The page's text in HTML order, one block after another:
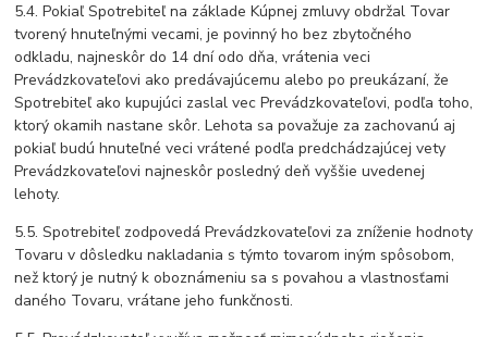
5.4. Pokiaľ Spotrebiteľ na základe Kúpnej zmluvy obdržal Tovar
tvorený hnuteľnými vecami, je povinný ho bez zbytočného
odkladu, najneskôr do 14 dní odo dňa, vrátenia veci
Prevádzkovateľovi ako predávajúcemu alebo po preukázaní, že
Spotrebiteľ ako kupujúci zaslal vec Prevádzkovateľovi, podľa toho,
ktorý okamih nastane skôr. Lehota sa považuje za zachovanú aj
pokiaľ budú hnuteľné veci vrátené podľa predchádzajúcej vety
Prevádzkovateľovi najneskôr posledný deň vyššie uvedenej
lehoty.
5.5. Spotrebiteľ zodpovedá Prevádzkovateľovi za zníženie hodnoty
Tovaru v dôsledku nakladania s týmto tovarom iným spôsobom,
než ktorý je nutný k oboznámeniu sa s povahou a vlastnosťami
daného Tovaru, vrátane jeho funkčnosti.